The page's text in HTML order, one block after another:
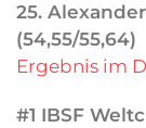
25.
(54,55/55,64)
Ergebnis im
#1 IBSF